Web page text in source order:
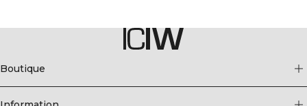
Boutique